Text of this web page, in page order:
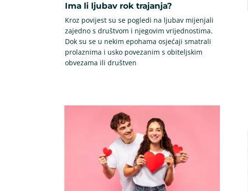
Ima li ljubav rok trajanja?
Kroz povijest su se pogledi na ljubav mijenjali
zajedno s društvom i njegovim vrijednostima.
Dok su se u nekim epohama osjećaji smatrali
prolaznima i usko povezanim s obiteljskim
obvezama ili društven